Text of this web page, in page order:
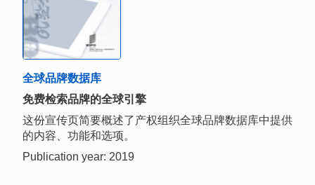
全球品牌数据库
免费检索品牌的全球引擎
这份宣传页简要概述了产权组织全球品牌数据库中提供
的内容、功能和选项。
Publication year: 2019